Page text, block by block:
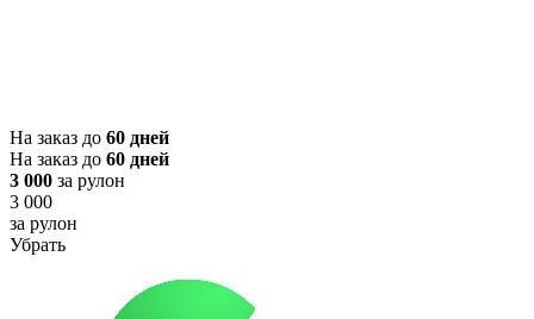
На заказ до 60 дней
На заказ до 60 дней
3 000 за рулон
3 000
за рулон
Убрать